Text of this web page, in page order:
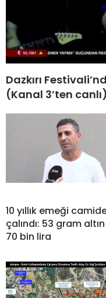
Dazkırı
(Kanal 3’ten canlı)
10 yıllık emeği
çalındı: 53 gram
70 bin lira